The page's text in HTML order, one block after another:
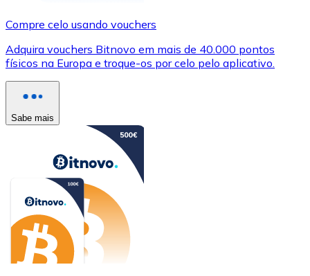
Compre celo usando vouchers
Adquira vouchers Bitnovo em mais de 40.000 pontos
físicos na Europa e troque-os por celo pelo aplicativo.
Sabe mais